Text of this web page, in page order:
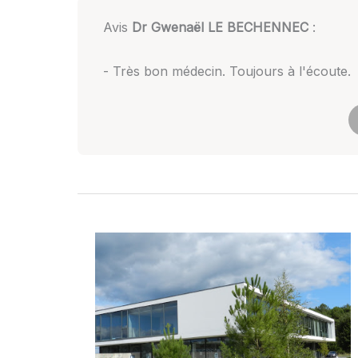
Avis Dr Gwenaël LE BECHENNEC :
- Très bon médecin. Toujours à l'écoute.